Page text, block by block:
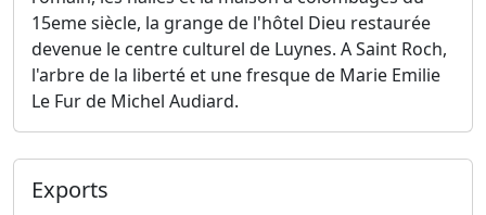
15eme siècle, la grange de l'hôtel Dieu restaurée
devenue le centre culturel de Luynes. A Saint Roch,
l'arbre de la liberté et une fresque de Marie Emilie
Le Fur de Michel Audiard.
Exports